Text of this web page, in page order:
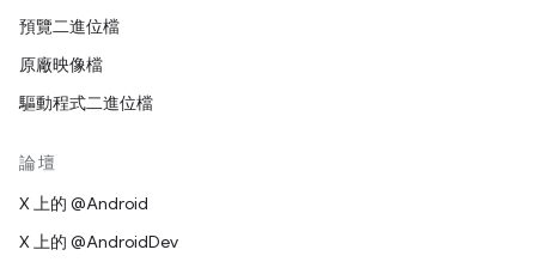
預覽二進位檔
原廠映像檔
驅動程式二進位檔
論壇
X 上的 @Android
X 上的 @AndroidDev